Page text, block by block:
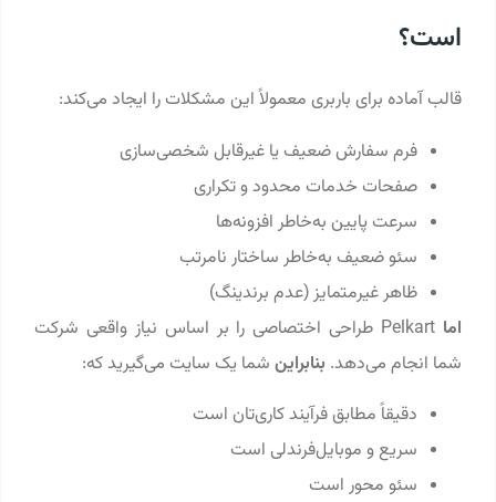
است؟
قالب آماده برای باربری معمولاً این مشکلات را ایجاد می‌کند:
فرم سفارش ضعیف یا غیرقابل شخصی‌سازی
صفحات خدمات محدود و تکراری
سرعت پایین به‌خاطر افزونه‌ها
سئو ضعیف به‌خاطر ساختار نامرتب
ظاهر غیرمتمایز (عدم برندینگ)
اما
Pelkart طراحی اختصاصی را بر اساس نیاز واقعی شرکت
شما انجام می‌دهد.بنابراینشما یک سایت می‌گیرید که:
دقیقاً مطابق فرآیند کاری‌تان است
سریع و موبایل‌فرندلی است
سئو محور است